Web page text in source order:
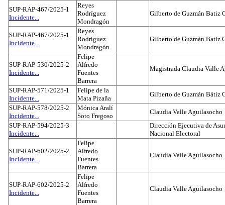
SUP-RAP-467/2025-1
Incidente...
Reyes
Rodríguez
Mondragón
Gilberto de Guzmán Batiz
SUP-RAP-467/2025-1
Incidente...
Reyes
Rodríguez
Mondragón
Gilberto de Guzmán Batiz
SUP-RAP-530/2025-2
Incidente...
Felipe
Alfredo
Fuentes
Barrera
Magistrada Claudia Valle
SUP-RAP-571/2025-1
Incidente...
Felipe de la
Mata Pizaña
Gilberto de Guzmán Bátiz
SUP-RAP-578/2025-2
Incidente...
Mónica Aralí
Soto Fregoso
Claudia Valle Aguilasocho
SUP-RAP-594/2025-3
Incidente...
Dirección Ejecutiva de
Nacional Electoral
SUP-RAP-602/2025-2
Incidente...
Felipe
Alfredo
Fuentes
Barrera
Claudia Valle Aguilasocho
SUP-RAP-602/2025-2
Incidente...
Felipe
Alfredo
Fuentes
Barrera
Claudia Valle Aguilasocho